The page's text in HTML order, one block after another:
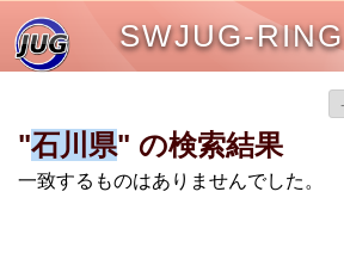
SWJUG-RING
"石川県" の検索結果
一致するものはありませんでした。